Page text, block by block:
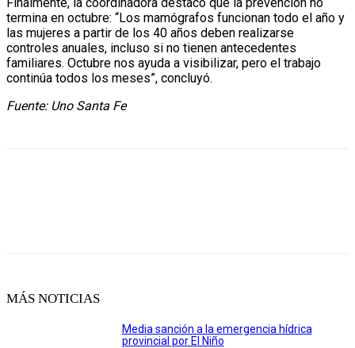
termina en octubre: “Los mamógrafos funcionan todo el año y
las mujeres a partir de los 40 años deben realizarse
controles anuales, incluso si no tienen antecedentes
familiares. Octubre nos ayuda a visibilizar, pero el trabajo
continúa todos los meses”, concluyó.
Fuente: Uno Santa Fe
MÁS NOTICIAS
Media sanción a la emergencia hídrica
provincial por El Niño